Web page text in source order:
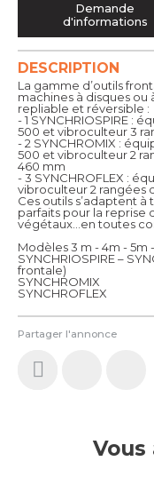
Partager l'annonce
DESCRIPTION
La gamme d’outils
machines à disques ou
repliable et réversible :
- 1 SYNCHRIOSPIRE :
500 et vibroculteur 3
- 2 SYNCHROMIX :
500 et vibroculteur 2
460 mm
- 3 SYNCHROFLEX :
vibroculteur 2 rangées
Ces outils s’adaptent
parfaits pour la reprise
végétaux…en toutes
Modèles 3 m - 4m - 5m
SYNCHRIOSPIRE –
frontale)
SYNCHROMIX
SYNCHROFLEX
Demande
d'informations
Vous